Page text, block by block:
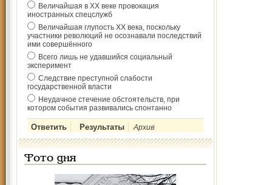
Величайшая в ХХ веке провокация
иностранных спецслужб
Величайшая глупость ХХ века, поскольку
участники революций не осознавали последствий
ими совершённого
Всего лишь не удавшийся социальный
эксперимент
Следствие преступной слабости
государственной власти
Неудачное стечение обстоятельств, при
котором события развивались спонтанно
Архив
Фото дня